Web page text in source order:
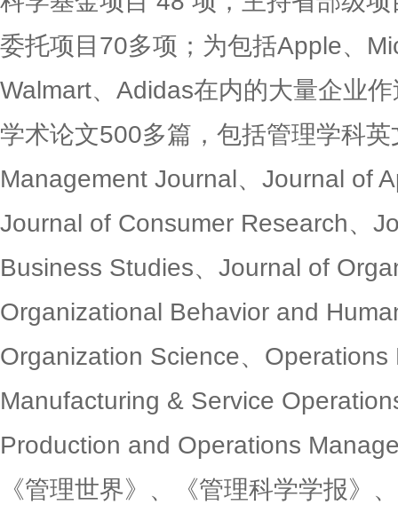
委托项目70多项；为包括Apple、
Walmart、Adidas在内的大量企业
学术论文500多篇，包括管理学科
Management Journal、Journal of
Journal of Consumer Research、
Business Studies、Journal of
Organizational Behavior and
Organization Science、Operations
Manufacturing & Service
Production and Operations
《管理世界》、《管理科学学报》